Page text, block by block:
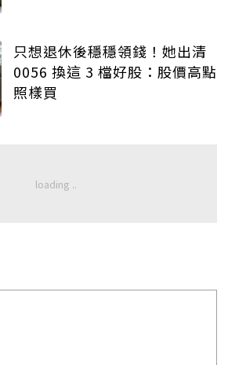
只想退休後穩穩領錢！她出清
0056 換這 3 檔好股：股價高點
照樣買